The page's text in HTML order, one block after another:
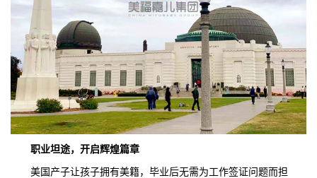
职业坦途，开启辉煌篇章
美国产子让孩子拥有美籍，毕业后无需为工作签证问题而担